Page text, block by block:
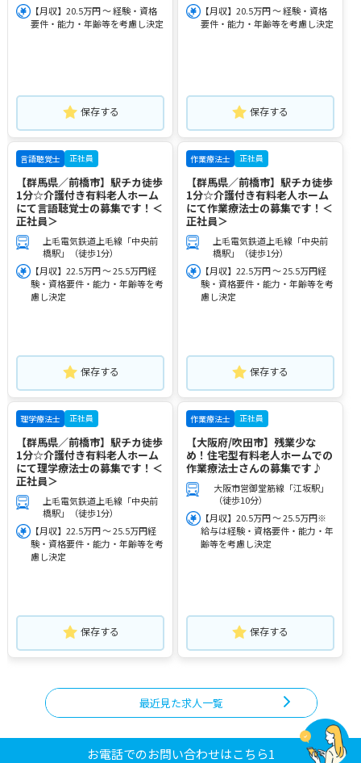
【月収】20.5万円 ～ 経験・資格
要件・能力・年齢等を考慮し決定
保存する
【月収】20.5万円 ～ 経験・資格
要件・能力・年齢等を考慮し決定
保存する
言語聴覚士 正社員
【群馬県／前橋市】駅チカ徒歩
1分☆介護付き有料老人ホーム
にて言語聴覚士の募集です！＜
正社員＞
上毛電気鉄道上毛線「中央前
橋駅」（徒歩1分）
【月収】22.5万円 ～ 25.5万円経
験・資格要件・能力・年齢等を考
慮し決定
保存する
作業療法士 正社員
【群馬県／前橋市】駅チカ徒歩
1分☆介護付き有料老人ホーム
にて作業療法士の募集です！＜
正社員＞
上毛電気鉄道上毛線「中央前
橋駅」（徒歩1分）
【月収】22.5万円 ～ 25.5万円経
験・資格要件・能力・年齢等を考
慮し決定
保存する
理学療法士 正社員
【群馬県／前橋市】駅チカ徒歩
1分☆介護付き有料老人ホーム
にて理学療法士の募集です！＜
正社員＞
上毛電気鉄道上毛線「中央前
橋駅」（徒歩1分）
【月収】22.5万円 ～ 25.5万円経
験・資格要件・能力・年齢等を考
慮し決定
保存する
作業療法士 正社員
【大阪府/吹田市】残業少な
め！住宅型有料老人ホームでの
作業療法士さんの募集です♪
大阪市営御堂筋線「江坂駅」
（徒歩10分）
【月収】20.5万円 ～ 25.5万円※
給与は経験・資格要件・能力・年
齢等を考慮し決定
保存する
最近見た求人一覧
お電話でのお問い合わせはこちら1